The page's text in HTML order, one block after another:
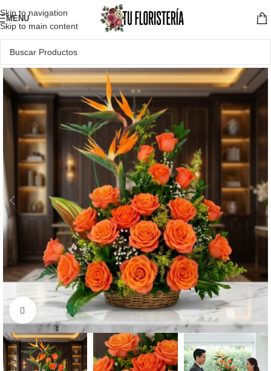
Skip to navigation
Skip to main content
MENU
Click to enlarge